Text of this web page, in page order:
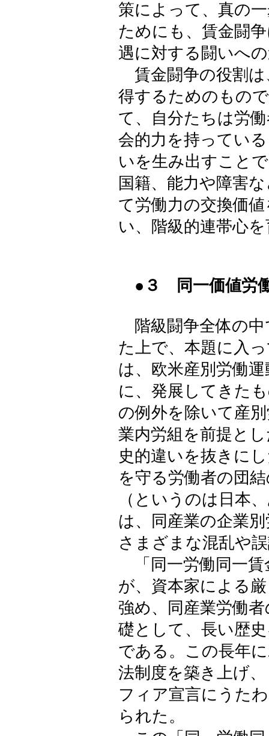
策によって、真の
ためにも、賃金闘
遇に対する闘いへ
賃金闘争の役割は
得するためのもの
て、自分たちは労
会的力を持ってい
いを生み出すこと
国籍、能力や障害
て労働力の交換価
い、階級的連帯心
●３ 同一価値労
階級闘争全体の中
た上で、本題に入
は、欧米産別労働
に、発展してきた
の例外を除いて産
業内労組を前提と
史的違いを抜きに
を守る労働者の団
（というのは日本
は、同産業の企業
さまざまな混乱や
「同一労働同一賃
が、資本家による
強め、同産業労働
礎として、長い歴
である。この長年
法制度を築き上げ
フィア宣言にうた
られた。